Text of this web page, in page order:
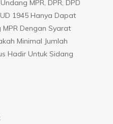
MPR, DPR, DPD
1945 Hanya Dapat
MPR Dengan Syarat
Minimal Jumlah
Hadir Untuk Sidang